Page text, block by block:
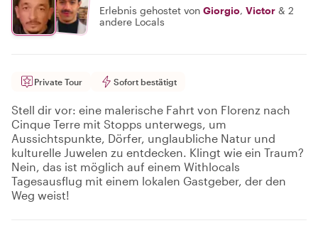
Erlebnis gehostet von Giorgio, Victor & 2
andere Locals
Private Tour Sofort bestätigt
Stell dir vor: eine malerische Fahrt von Florenz nach
Cinque Terre mit Stopps unterwegs, um
Aussichtspunkte, Dörfer, unglaubliche Natur und
kulturelle Juwelen zu entdecken. Klingt wie ein Traum?
Nein, das ist möglich auf einem Withlocals
Tagesausflug mit einem lokalen Gastgeber, der den
Weg weist!